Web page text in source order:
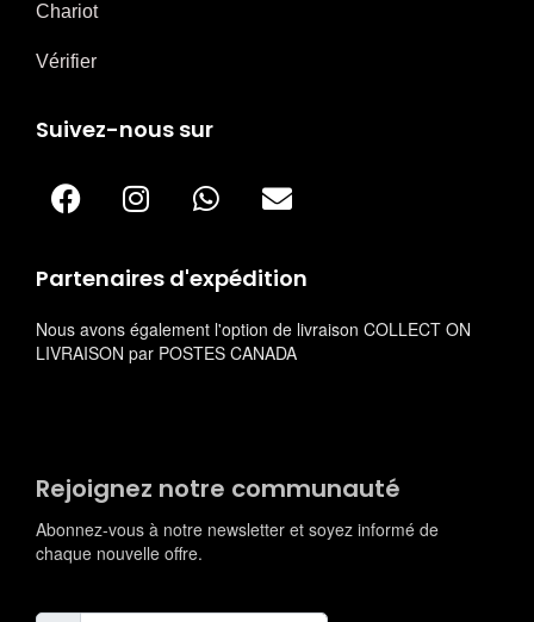
Chariot
Vérifier
Suivez-nous sur
Partenaires d'expédition
Nous avons également l'option de livraison COLLECT ON
LIVRAISON par POSTES CANADA
Rejoignez notre communauté
Abonnez-vous à notre newsletter et soyez informé de
chaque nouvelle offre.